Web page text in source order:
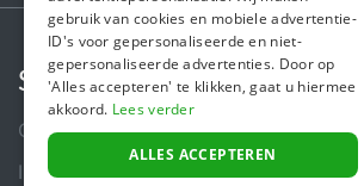
Steunactie
Over ons
In de media
gebruik van cookies en mobiele advertentie-
ID's voor gepersonaliseerde en niet-
gepersonaliseerde advertenties. Door op
'Alles accepteren' te klikken, gaat u hiermee
akkoord. Lees verder
ALLES ACCEPTEREN